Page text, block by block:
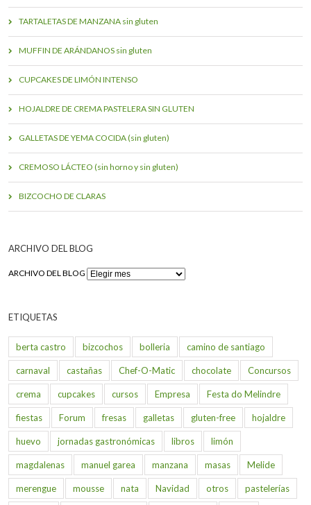
TARTALETAS DE MANZANA sin gluten
MUFFIN DE ARÁNDANOS sin gluten
CUPCAKES DE LIMÓN INTENSO
HOJALDRE DE CREMA PASTELERA SIN GLUTEN
GALLETAS DE YEMA COCIDA (sin gluten)
CREMOSO LÁCTEO (sin horno y sin gluten)
BIZCOCHO DE CLARAS
ARCHIVO DEL BLOG
ARCHIVO DEL BLOG
ETIQUETAS
berta castro bizcochos bolleria camino de santiago
carnaval castañas Chef-O-Matic chocolate Concursos
crema cupcakes cursos Empresa Festa do Melindre
fiestas Forum fresas galletas gluten-free hojaldre
huevo jornadas gastronómicas libros limón
magdalenas manuel garea manzana masas Melide
merengue mousse nata Navidad otros pastelerías